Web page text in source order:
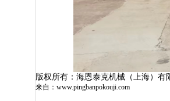
版权所有：海恩泰克机械（上海）
来自： www.pingbanpokouji.com